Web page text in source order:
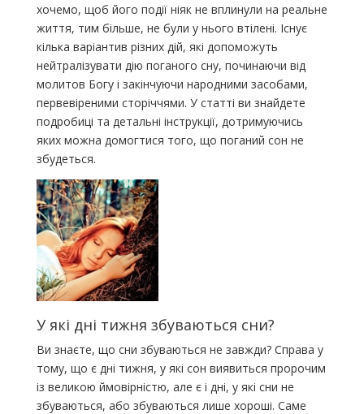
хочемо, щоб його події ніяк не вплинули на реальне
життя, тим більше, не були у нього втілені. Існує
кілька варіантив різних дій, які допоможуть
нейтралізувати дію поганого сну, починаючи від
молитов Богу і закінчуючи народними засобами,
первевіреними сторіччями. У статті ви знайдете
подробиці та детальні інструкції, дотримуючись
яких можна домогтися того, що поганий сон не
збудеться.
У які дні тижня збуваються сни?
Ви знаєте, що сни збуваються не завжди? Справа у
тому, що є дні тижня, у які сон виявиться пророчим
із великою ймовірністю, але є і дні, у які сни не
збуваються, або збуваються лише хороші. Саме